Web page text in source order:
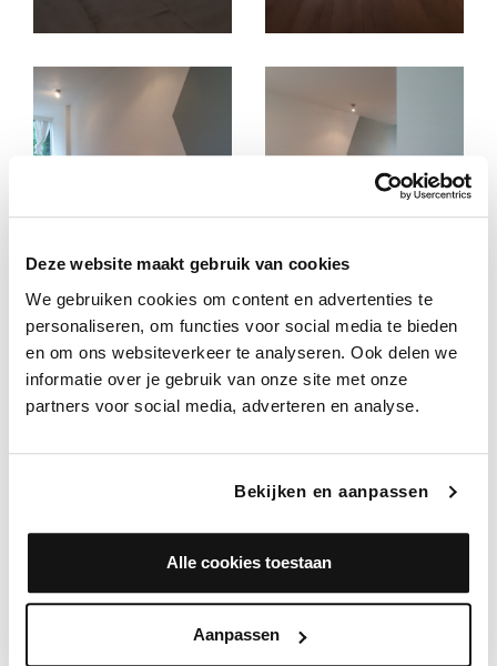
Deze website maakt gebruik van cookies
We gebruiken cookies om content en advertenties te
personaliseren, om functies voor social media te bieden
en om ons websiteverkeer te analyseren. Ook delen we
informatie over je gebruik van onze site met onze
partners voor social media, adverteren en analyse.
Bekijken en aanpassen
Alle cookies toestaan
Aanpassen